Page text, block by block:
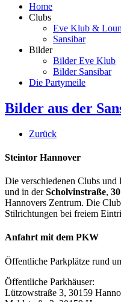
Home
Clubs
Eve Klub &
Sansibar
Bilder
Bilder Eve Klub
Bilder Sansibar
Die Partymeile
Bilder aus der
Zurück
Steintor Hannover
Die verschiedenen Clubs und
und in derScholvinstraße,
Hannovers Zentrum. Die
Stilrichtungen bei freiem
Anfahrt mit dem PKW
Öffentliche Parkplätze rund
Öffentliche Parkhäuser:
Lützowstraße 3, 30159